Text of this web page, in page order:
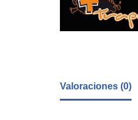
Valoraciones (0)